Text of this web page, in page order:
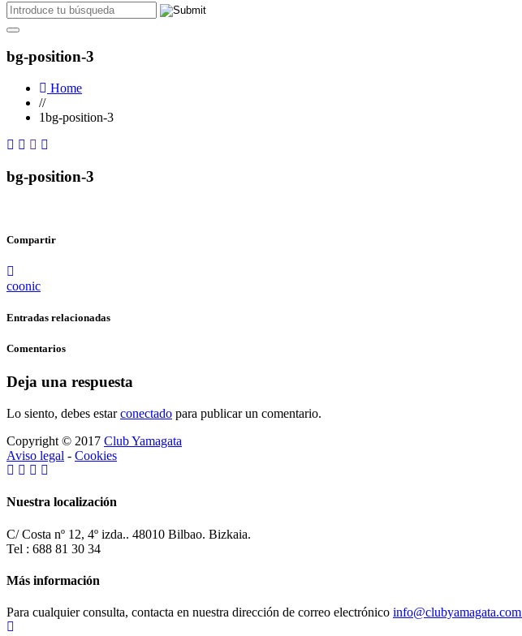
bg-position-3
Home
//
1bg-position-3
bg-position-3
Compartir
coonic
Entradas relacionadas
Comentarios
Deja una respuesta
Lo siento, debes estarconectado para publicar un comentario.
Copyright © 2017 Club Yamagata
Aviso legal - Cookies
Nuestra localización
C/ Costa nº 12, 4º izda.. 48010 Bilbao. Bizkaia.
Tel : 688 81 30 34
Más información
Para cualquier consulta, contacta en nuestra dirección de correo electrónico info@clubyamagata.com